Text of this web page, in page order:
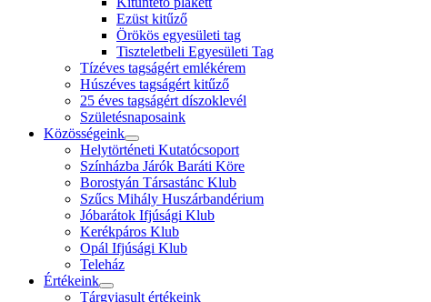
Ezüst kitűző
Örökös egyesületi tag
Tiszteletbeli Egyesületi Tag
Tízéves tagságért emlékérem
Húszéves tagságért kitűző
25 éves tagságért díszoklevél
Születésnaposaink
Közösségeink
Helytörténeti Kutatócsoport
Színházba Járók Baráti Köre
Borostyán Társastánc Klub
Szűcs Mihály Huszárbandérium
Jóbarátok Ifjúsági Klub
Kerékpáros Klub
Opál Ifjúsági Klub
Teleház
Értékeink
Tárgyiasult értékeink